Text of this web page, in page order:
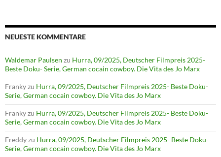
NEUESTE KOMMENTARE
Waldemar Paulsen zu Hurra, 09/2025, Deutscher Filmpreis 2025-
Beste Doku- Serie, German cocain cowboy. Die Vita des Jo Marx
Frankyzu Hurra, 09/2025, Deutscher Filmpreis 2025- Beste Doku-
Serie, German cocain cowboy. Die Vita des Jo Marx
Frankyzu Hurra, 09/2025, Deutscher Filmpreis 2025- Beste Doku-
Serie, German cocain cowboy. Die Vita des Jo Marx
Freddyzu Hurra, 09/2025, Deutscher Filmpreis 2025- Beste Doku-
Serie, German cocain cowboy. Die Vita des Jo Marx